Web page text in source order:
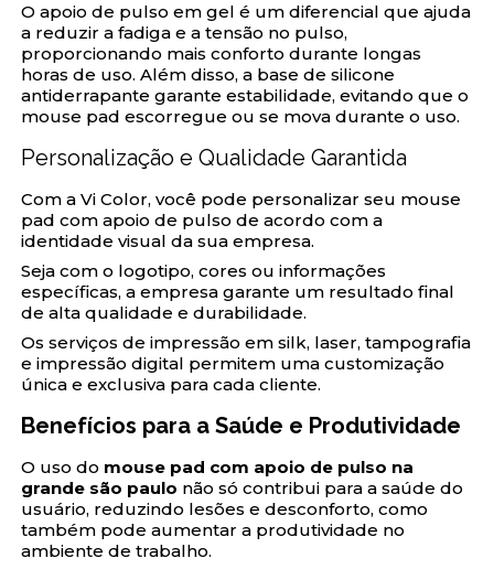
O apoio de pulso em gel é um diferencial que ajuda
a reduzir a fadiga e a tensão no pulso,
proporcionando mais conforto durante longas
horas de uso. Além disso, a base de silicone
antiderrapante garante estabilidade, evitando que o
mouse pad escorregue ou se mova durante o uso.
Personalização e Qualidade Garantida
Com a Vi Color, você pode personalizar seu mouse
pad com apoio de pulso de acordo com a
identidade visual da sua empresa.
Seja com o logotipo, cores ou informações
específicas, a empresa garante um resultado final
de alta qualidade e durabilidade.
Os serviços de impressão em silk, laser, tampografia
e impressão digital permitem uma customização
única e exclusiva para cada cliente.
Benefícios para a Saúde e Produtividade
O uso do mouse pad com apoio de pulso na
grande são paulo não só contribui para a saúde do
usuário, reduzindo lesões e desconforto, como
também pode aumentar a produtividade no
ambiente de trabalho.